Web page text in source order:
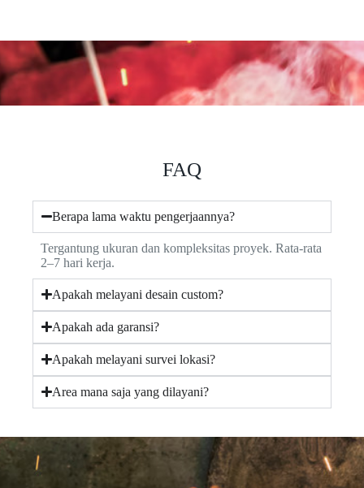
FAQ
Berapa lama waktu pengerjaannya?
Tergantung ukuran dan kompleksitas proyek. Rata-rata
2–7 hari kerja.
Apakah melayani desain custom?
Apakah ada garansi?
Apakah melayani survei lokasi?
Area mana saja yang dilayani?